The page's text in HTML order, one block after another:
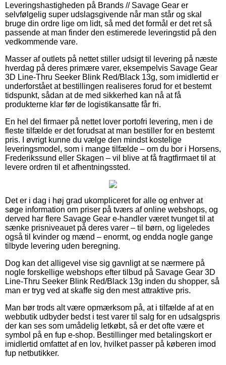
Leveringshastigheden på Brands // Savage Gear er
selvfølgelig super udslagsgivende når man står og skal
bruge din ordre lige om lidt, så med det formål er det ret så
passende at man finder den estimerede leveringstid på den
vedkommende vare.
Masser af outlets på nettet stiller udsigt til levering på næste
hverdag på deres primære varer, eksempelvis Savage Gear
3D Line-Thru Seeker Blink Red/Black 13g, som imidlertid er
underforstået at bestillingen realiseres forud for et bestemt
tidspunkt, sådan at de med sikkerhed kan nå at få
produkterne klar før de logistikansatte får fri.
En hel del firmaer på nettet lover portofri levering, men i de
fleste tilfælde er det forudsat at man bestiller for en bestemt
pris. I øvrigt kunne du vælge den mindst kostelige
leveringsmodel, som i mange tilfælde – om du bor i Horsens,
Frederikssund eller Skagen – vil blive at få fragtfirmaet til at
levere ordren til et afhentningssted.
Det er i dag i høj grad ukompliceret for alle og enhver at
søge information om priser på tværs af online webshops, og
derved har flere Savage Gear e-handler været tvunget til at
sænke prisniveauet på deres varer – til børn, og ligeledes
også til kvinder og mænd – enormt, og endda nogle gange
tilbyde levering uden beregning.
Dog kan det alligevel vise sig gavnligt at se nærmere på
nogle forskellige webshops efter tilbud på Savage Gear 3D
Line-Thru Seeker Blink Red/Black 13g inden du shopper, så
man er tryg ved at skaffe sig den mest attraktive pris.
Man bør trods alt være opmærksom på, at i tilfælde af at en
webbutik udbyder bedst i test varer til salg for en udsalgspris
der kan ses som umådelig letkøbt, så er det ofte være et
symbol på en fup e-shop. Bestillinger med betalingskort er
imidlertid omfattet af en lov, hvilket passer på køberen imod
fup netbutikker.